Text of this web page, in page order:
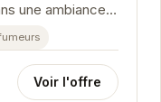
une ambiance
relaxation et
Voir l'offre